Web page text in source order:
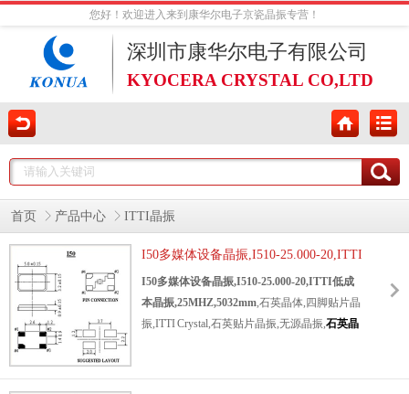
您好！欢迎进入来到康华尔电子京瓷晶振专营！
深圳市康华尔电子有限公司
KYOCERA CRYSTAL CO,LTD
首页 产品中心 ITTI晶振
I50多媒体设备晶振,I510-25.000-20,ITTI
低成本晶振,25MHZ,5032mm
I50多媒体设备晶振,I510-25.000-20,ITTI低成
本晶振,25MHZ,5032mm,石英晶体,四脚贴片晶
振,ITTI Crystal,石英贴片晶振,无源晶振,石英晶